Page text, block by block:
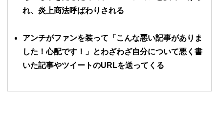
れ、炎上商法呼ばわりされる
アンチがファンを装って「こんな悪い記事がありま
した！心配です！」とわざわざ自分について悪く書
いた記事やツイートのURLを送ってくる